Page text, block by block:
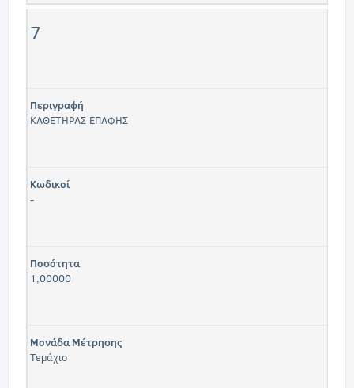
7
Περιγραφή
ΚΑΘΕΤΗΡΑΣ ΕΠΑΦΗΣ
Κωδικοί
-
Ποσότητα
1,00000
Μονάδα Μέτρησης
Τεμάχιο